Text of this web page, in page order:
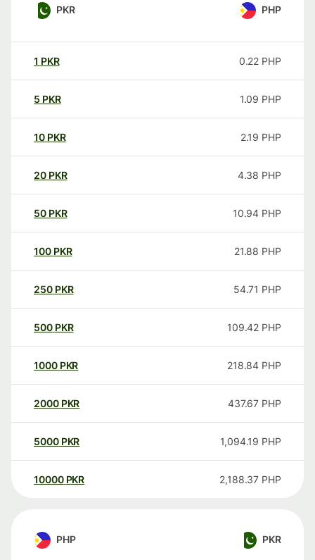
PKR PHP
1 PKR 0.22 PHP
5 PKR 1.09 PHP
10 PKR 2.19 PHP
20 PKR 4.38 PHP
50 PKR 10.94 PHP
100 PKR 21.88 PHP
250 PKR 54.71 PHP
500 PKR 109.42 PHP
1000 PKR 218.84 PHP
2000 PKR 437.67 PHP
5000 PKR 1,094.19 PHP
10000 PKR 2,188.37 PHP
PHP PKR